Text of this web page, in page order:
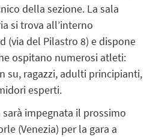
della sezione. La sala
si trova all’interno
(via del Pilastro 8) e dispone
ospitano numerosi atleti:
su, ragazzi, adulti principianti,
esperti.
sarà impegnata il prossimo
(Venezia) per la gara a